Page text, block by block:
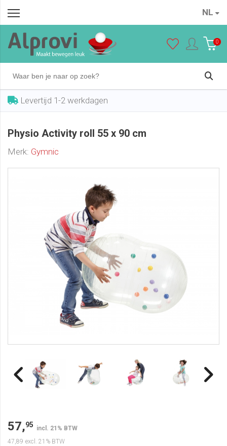
NL
0
Levertijd 1-2 werkdagen
Physio Activity roll 55 x 90 cm
Merk: Gymnic
57,95 incl. 21% BTW
47,89 excl. 21% BTW
€ 57,95